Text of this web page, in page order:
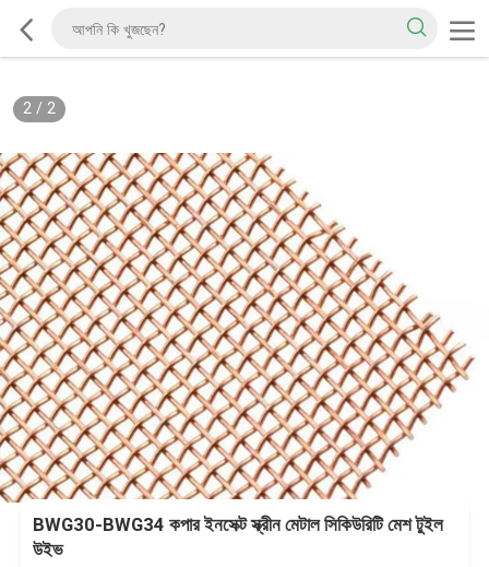
2/ 2
BWG30-BWG34 কপার ইনসেক্ট স্ক্রীন মেটাল সিকিউরিটি মেশ টুইল
উইভ